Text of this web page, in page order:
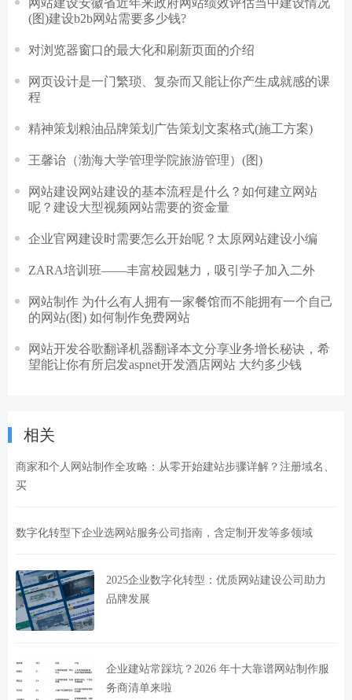
网站建设安徽省近年来政府网站绩效评估当中建设情况
(图)建设b2b网站需要多少钱?
对浏览器窗口的最大化和刷新页面的介绍
网页设计是一门繁琐、复杂而又能让你产生成就感的课
程
精神策划粮油品牌策划广告策划文案格式(施工方案)
王馨诒（渤海大学管理学院旅游管理）(图)
网站建设网站建设的基本流程是什么？如何建立网站
呢？建设大型视频网站需要的资金量
企业官网建设时需要怎么开始呢？太原网站建设小编
ZARA培训班——丰富校园魅力，吸引学子加入二外
网站制作 为什么有人拥有一家餐馆而不能拥有一个自己
的网站(图) 如何制作免费网站
网站开发谷歌翻译机器翻译本文分享业务增长秘诀，希
望能让你有所启发aspnet开发酒店网站 大约多少钱
相关
商家和个人网站制作全攻略：从零开始建站步骤详解？注册域名、
买
数字化转型下企业选网站服务公司指南，含定制开发等多领域
2025企业数字化转型：优质网站建设公司助力
品牌发展
企业建站常踩坑？2026 年十大靠谱网站制作服
务商清单来啦